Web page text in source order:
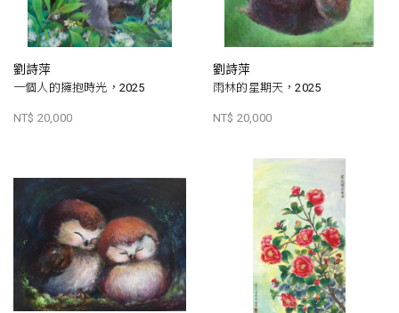
劉詩萍
一個人的擁抱時光，2025
NT$ 20,000
劉詩萍
雨林的星期天，2025
NT$ 20,000